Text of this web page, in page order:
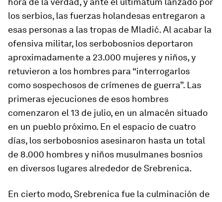
los serbios, las fuerzas holandesas entregaron a
esas personas a las tropas de Mladić. Al acabar la
ofensiva militar, los serbobosnios deportaron
aproximadamente a 23.000 mujeres y niños, y
retuvieron a los hombres para “interrogarlos
como sospechosos de crímenes de guerra”. Las
primeras ejecuciones de esos hombres
comenzaron el 13 de julio, en un almacén situado
en un pueblo próximo. En el espacio de cuatro
días, los serbobosnios asesinaron hasta un total
de 8.000 hombres y niños musulmanes bosnios
en diversos lugares alrededor de Srebrenica.
En cierto modo, Srebrenica fue la culminación de